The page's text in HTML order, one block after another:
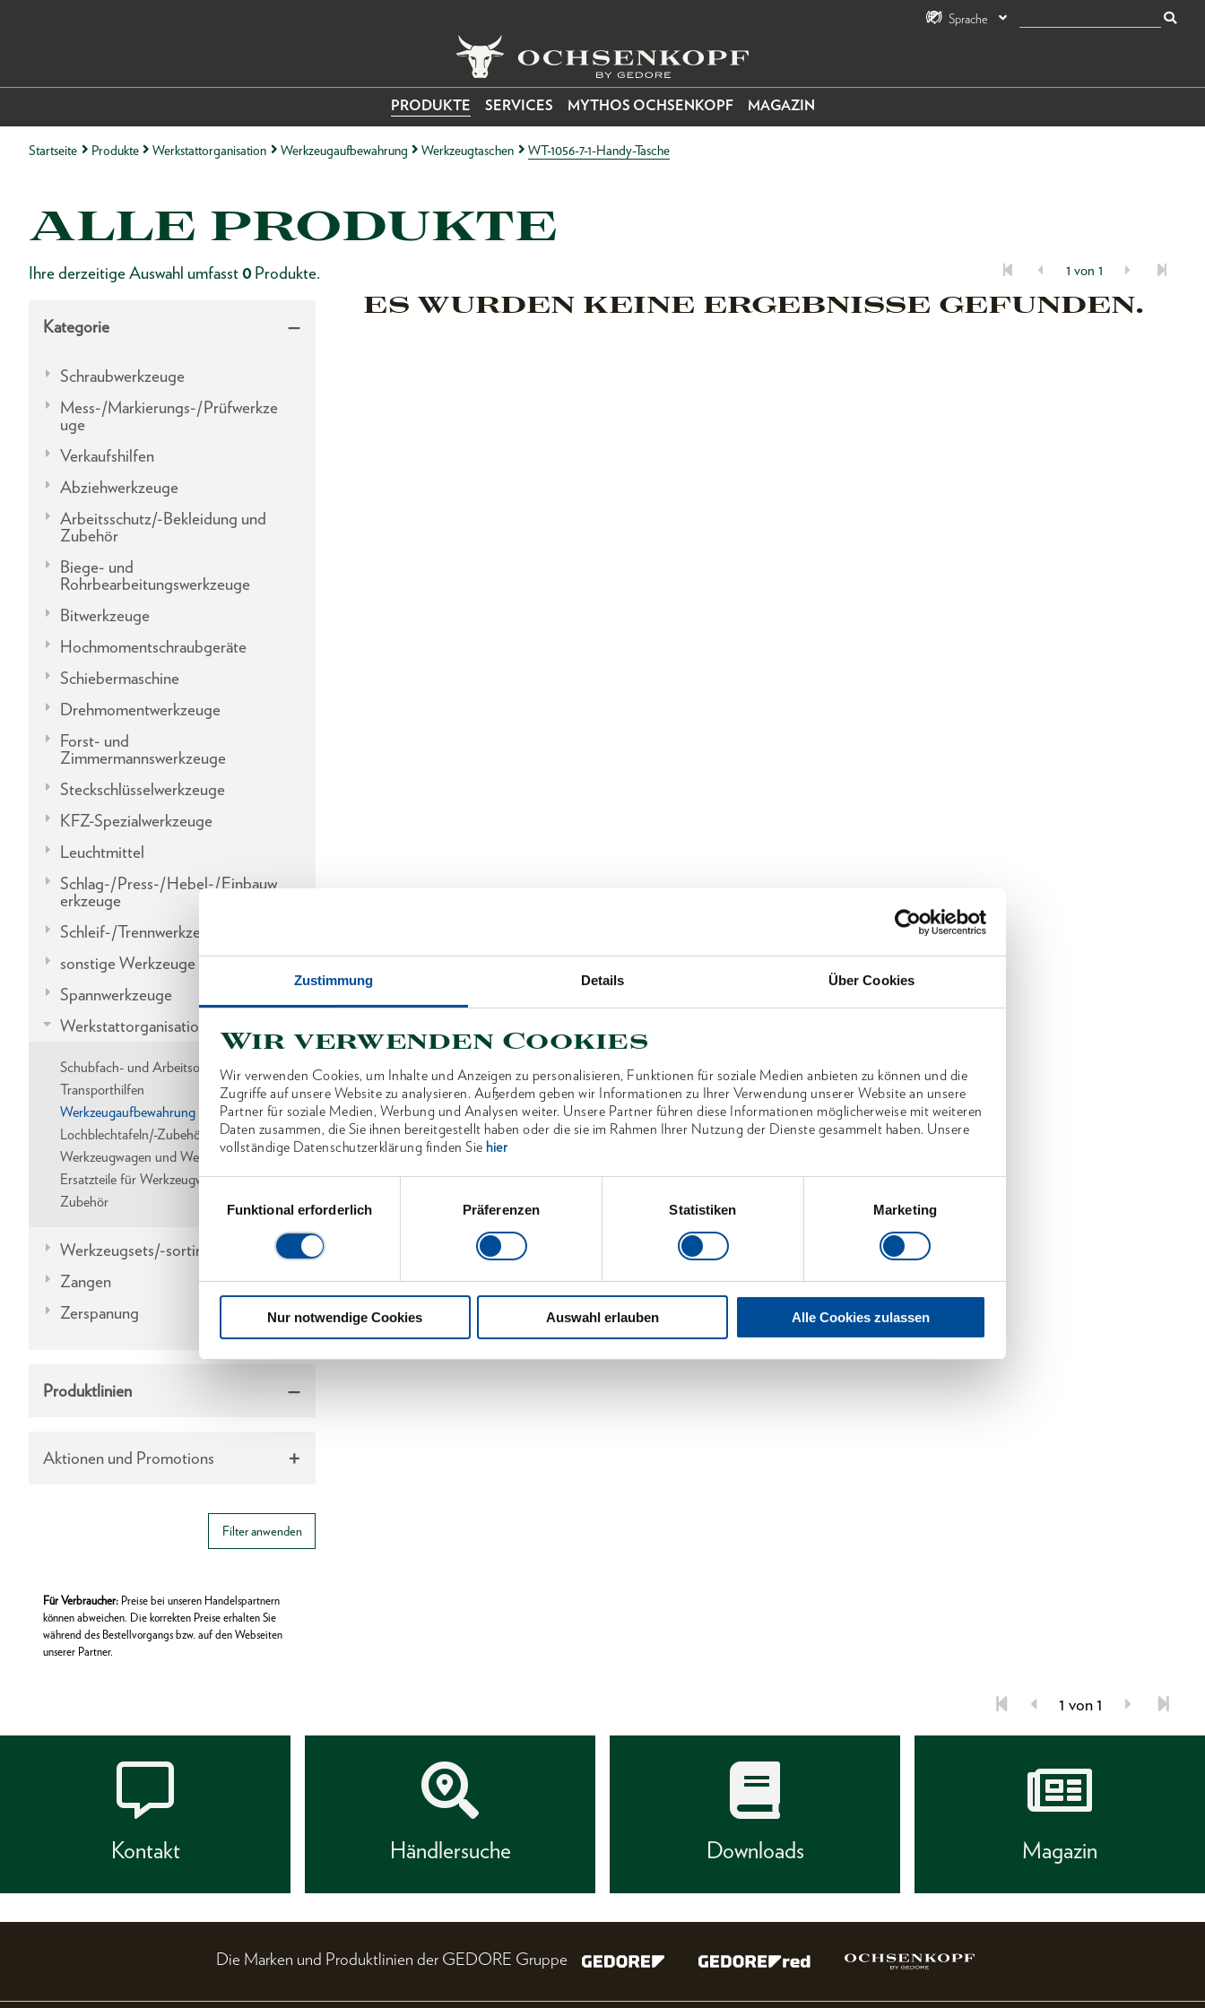
Zustimmung Details Über Cookies
Wir verwenden Cookies
Wir verwenden Cookies, um Inhalte und Anzeigen zu personalisieren, Funktionen für soziale Medien anbieten zu können und die
Zugriffe auf unsere Website zu analysieren. Außerdem geben wir Informationen zu Ihrer Verwendung unserer Website an unsere
Partner für soziale Medien, Werbung und Analysen weiter. Unsere Partner führen diese Informationen möglicherweise mit weiteren
Daten zusammen, die Sie ihnen bereitgestellt haben oder die sie im Rahmen Ihrer Nutzung der Dienste gesammelt haben. Unsere
vollständige Datenschutzerklärung finden Sie hier
Einwilligungsauswahl
Funktional erforderlich
Präferenzen Statistiken Marketing
Nur notwendige Cookies Auswahl erlauben Alle Cookies zulassen
Sprache
PRODUKTE SERVICES MYTHOS OCHSENKOPF MAGAZIN
Startseite Produkte Werkstattorganisation Werkzeugaufbewahrung Werkzeugtaschen WT-1056-7-1-Handy-Tasche
ALLE PRODUKTE
Ihre derzeitige Auswahl umfasst 0 Produkte. 1 von 1
Kategorie
Schraubwerkzeuge
Mess-/Markierungs-/Prüfwerkze
uge
Verkaufshilfen
Abziehwerkzeuge
Arbeitsschutz/-Bekleidung und
Zubehör
Biege- und
Rohrbearbeitungswerkzeuge
Bitwerkzeuge
Hochmomentschraubgeräte
Schiebermaschine
Drehmomentwerkzeuge
Forst- und
Zimmermannswerkzeuge
Steckschlüsselwerkzeuge
KFZ-Spezialwerkzeuge
Leuchtmittel
Schlag-/Press-/Hebel-/Einbauw
erkzeuge
Schleif-/Trennwerkzeuge
sonstige Werkzeuge
Spannwerkzeuge
Werkstattorganisation
Schubfach- und Arbeitsorganisation
Transporthilfen
Werkzeugaufbewahrung
Lochblechtafeln/-Zubehör
Werkzeugwagen und Werkbänke
Ersatzteile für Werkzeugwagen/Werkbänke
Zubehör
Werkzeugsets/-sortimente
Zangen
Zerspanung
Produktlinien
Aktionen und Promotions
Filter anwenden
Für Verbraucher: Preise bei unseren Handelspartnern
können abweichen. Die korrekten Preise erhalten Sie
während des Bestellvorgangs bzw. auf den Webseiten
unserer Partner.
ES WURDEN KEINE ERGEBNISSE GEFUNDEN.
1 von 1
Kontakt Händlersuche Downloads Magazin
Die Marken und Produktlinien der GEDORE Gruppe